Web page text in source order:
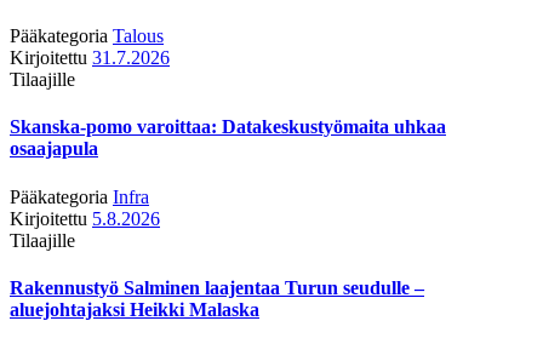
Pääkategoria Talous
Kirjoitettu 31.7.2026
Tilaajille
Skanska-pomo varoittaa: Datakeskustyömaita uhkaa
osaajapula
Pääkategoria Infra
Kirjoitettu 5.8.2026
Tilaajille
Rakennustyö Salminen laajentaa Turun seudulle –
aluejohtajaksi Heikki Malaska